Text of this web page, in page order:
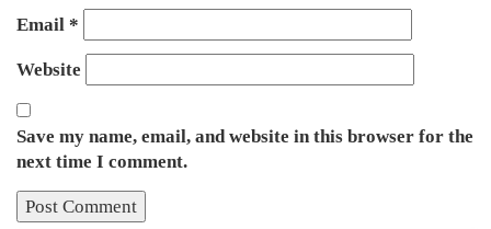
Email *
Website
Save my name, email, and website in this browser for the
next time I comment.